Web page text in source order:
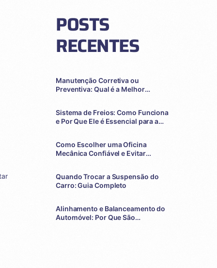
POSTS
RECENTES
Manutenção Corretiva ou
Preventiva: Qual é a Melhor
Sistema de Freios: Como Funciona
e Por Que Ele é Essencial para a
Como Escolher uma Oficina
Mecânica Confiável e Evitar
Quando Trocar a Suspensão do
Carro: Guia Completo
Alinhamento e Balanceamento do
Automóvel: Por Que São